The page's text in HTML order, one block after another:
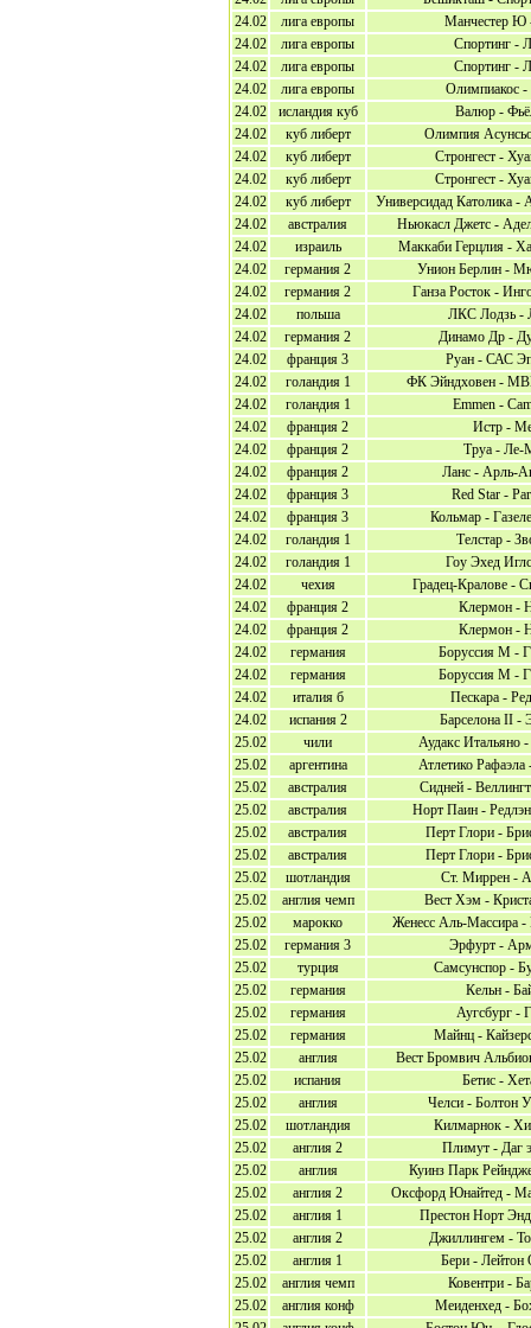
24.02
лига европы
Манчестер Ю
24.02
лига европы
Спортинг -
24.02
лига европы
Спортинг -
24.02
лига европы
Олимпиакос -
24.02
исландия куб
Валюр -
24.02
куб либерт
Олимпия
24.02
куб либерт
Стронгест -
24.02
куб либерт
Стронгест -
24.02
куб либерт
Универсидад Католика -
24.02
австралия
Ньюкасл Джетс -
24.02
израиль
Маккаби Герцлия -
24.02
германия 2
Унион Берлин -
24.02
германия 2
Ганза Росток -
24.02
польша
ЛКС Лодзь -
24.02
германия 2
Динамо Др -
24.02
франция 3
Руан - САС
24.02
голандия 1
ФК Эйндховен -
24.02
голандия 1
Emmen -
24.02
франция 2
Истр -
24.02
франция 2
Труа - Ле-
24.02
франция 2
Ланс - Арль-
24.02
франция 3
Red Star -
24.02
франция 3
Кольмар -
24.02
голандия 1
Телстар -
24.02
голандия 1
Гоу Эхед
24.02
чехия
Градец-Кралове -
24.02
франция 2
Клермон -
24.02
франция 2
Клермон -
24.02
германия
Боруссия М -
24.02
германия
Боруссия М -
24.02
италия б
Пескара -
24.02
испания 2
Барселона II -
25.02
чили
Аудакс Итальяно
25.02
аргентина
Атлетико
25.02
австралия
Сидней -
25.02
австралия
Норт Паин -
25.02
австралия
Перт Глори -
25.02
австралия
Перт Глори -
25.02
шотландия
Ст. Миррен -
25.02
англия чемп
Вест Хэм -
25.02
марокко
Женесс Аль-Массира -
25.02
германия 3
Эрфурт -
25.02
турция
Самсунспор -
25.02
германия
Кельн -
25.02
германия
Аугсбург -
25.02
германия
Майнц -
25.02
англия
Вест Бромвич
25.02
испания
Бетис -
25.02
англия
Челси - Болтон
25.02
шотландия
Килмарнок -
25.02
англия 2
Плимут - Даг
25.02
англия
Куинз Парк
25.02
англия 2
Оксфорд Юнайтед -
25.02
англия 1
Престон Норт
25.02
англия 2
Джиллингем -
25.02
англия 1
Бери - Лейтон
25.02
англия чемп
Ковентри -
25.02
англия конф
Меиденхед -